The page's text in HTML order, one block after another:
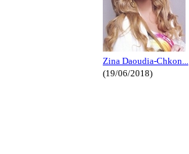
Zina Daoudia-Chkon...
(19/06/2018)